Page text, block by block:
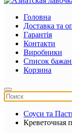
Головна
Доставка та
Гарантія
Контакти
Виробники
Список
Корзина
Соуси та
Креветочная